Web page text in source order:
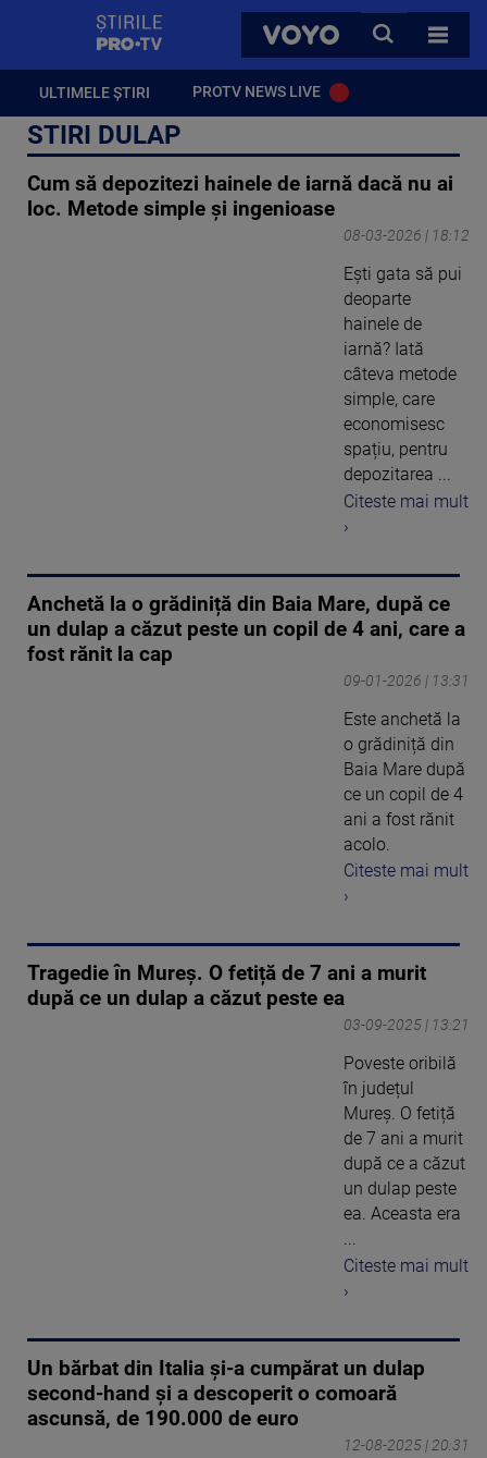
VOYO
CAUTA
TOATE
ULTIMELE ȘTIRI PROTV NEWS LIVE
STIRI DULAP
Cum să depozitezi hainele de iarnă dacă nu ai
loc. Metode simple și ingenioase
08-03-2026 | 18:12
Ești gata să pui
deoparte
hainele de
iarnă? Iată
câteva metode
simple, care
economisesc
spațiu, pentru
depozitarea ...
Citeste mai mult
›
Anchetă la o grădiniță din Baia Mare, după ce
un dulap a căzut peste un copil de 4 ani, care a
fost rănit la cap
09-01-2026 | 13:31
Este anchetă la
o grădiniță din
Baia Mare după
ce un copil de 4
ani a fost rănit
acolo.
Citeste mai mult
›
Tragedie în Mureș. O fetiță de 7 ani a murit
după ce un dulap a căzut peste ea
03-09-2025 | 13:21
Poveste oribilă
în județul
Mureș. O fetiță
de 7 ani a murit
după ce a căzut
un dulap peste
ea. Aceasta era
...
Citeste mai mult
›
Un bărbat din Italia și-a cumpărat un dulap
second-hand și a descoperit o comoară
ascunsă, de 190.000 de euro
12-08-2025 | 20:31